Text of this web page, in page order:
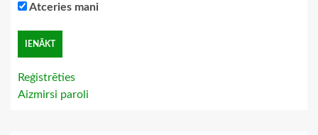
Atceries mani
Reģistrēties
Aizmirsi paroli